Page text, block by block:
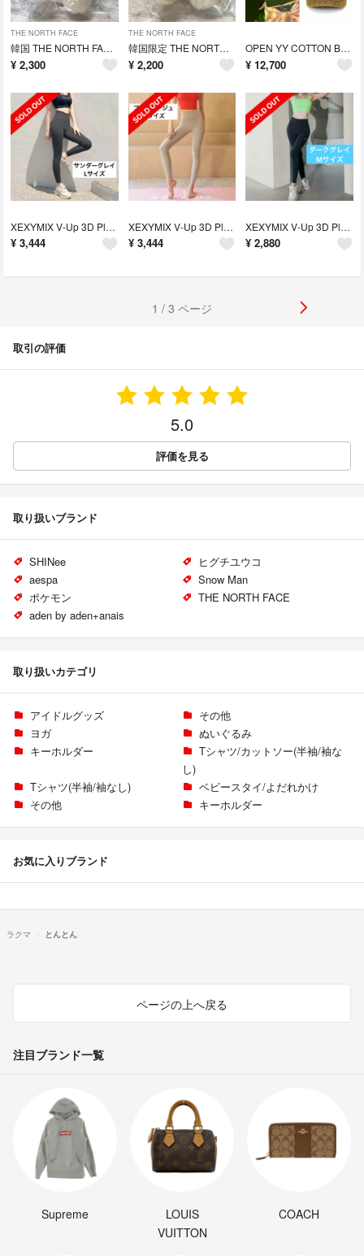
THE NORTH FACE
韓国 THE NORTH FACE ベアぬいぐるみキーリング ホワイト/ブラウン
¥ 2,300
THE NORTH FACE
韓国限定 THE NORTH FACE ベアぬいぐるみキーリング ホワイトピンク
¥ 2,200
OPEN YY COTTON BALL CAP HANA YURI 着用 新品
¥ 12,700
XEXYMIX V-Up 3D Plus レギンス サンダーグレイ Lサイズ
¥ 3,444
XEXYMIX V-Up 3D Plus レギンス プリンベージュ M
¥ 3,444
XEXYMIX V-Up 3D Plus レギンス ダークグレイ M
¥ 2,880
1 / 3 ページ
取引の評価
5.0
評価を見る
取り扱いブランド
SHINee
ヒグチユウコ
aespa
Snow Man
ポケモン
THE NORTH FACE
aden by aden+anais
取り扱いカテゴリ
アイドルグッズ
その他
ヨガ
ぬいぐるみ
キーホルダー
Tシャツ/カットソー(半袖/袖な
し)
Tシャツ(半袖/袖なし)
ベビースタイ/よだれかけ
その他
キーホルダー
お気に入りブランド
ラクマ とんとん
ページの上へ戻る
注目ブランド一覧
Supreme
LOUIS
VUITTON
COACH